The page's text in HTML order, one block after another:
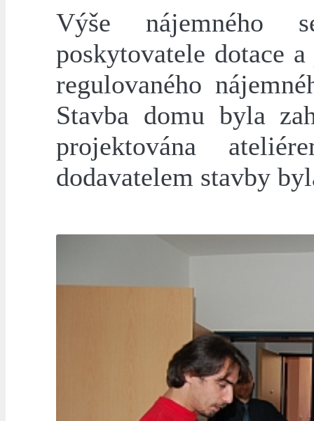
Výše nájemného
poskytovatele dotace
regulovaného
Stavba domu byla
projektována
dodavatelem stavby